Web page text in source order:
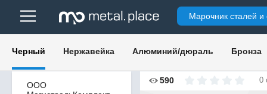
Марочник сталей и
Черный Нержавейка Алюминий/дюраль Бронза
ООО
590 0